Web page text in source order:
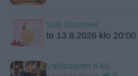
Soli Summer
to 13.8.2026 klo 20:00
Vallisaaren K40